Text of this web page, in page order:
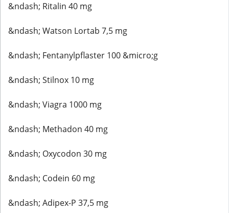
&ndash; Ritalin 40 mg
&ndash; Watson Lortab 7,5 mg
&ndash; Fentanylpflaster 100 &micro;g
&ndash; Stilnox 10 mg
&ndash; Viagra 1000 mg
&ndash; Methadon 40 mg
&ndash; Oxycodon 30 mg
&ndash; Codein 60 mg
&ndash; Adipex-P 37,5 mg